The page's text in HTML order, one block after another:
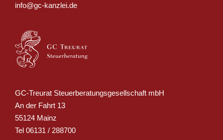
info@gc-kanzlei.de
GC-Treurat Steuerberatungsgesellschaft mbH
An der Fahrt 13
55124 Mainz
Tel 06131 / 288700